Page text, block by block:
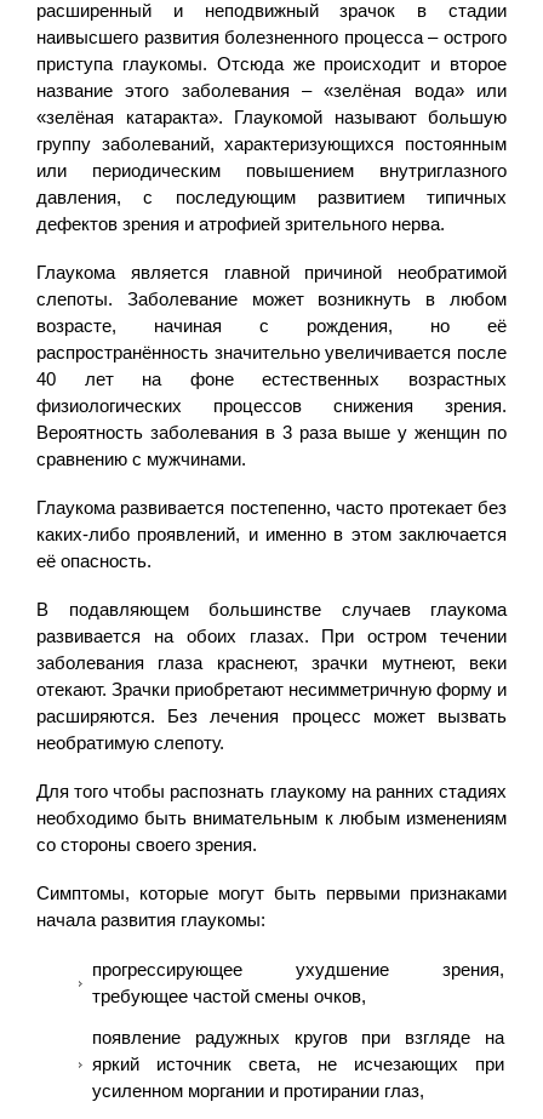
расширенный и неподвижный зрачок в стадии
наивысшего развития болезненного процесса – острого
приступа глаукомы. Отсюда же происходит и второе
название этого заболевания – «зелёная вода» или
«зелёная катаракта». Глаукомой называют большую
группу заболеваний, характеризующихся постоянным
или периодическим повышением внутриглазного
давления, с последующим развитием типичных
дефектов зрения и атрофией зрительного нерва.
Глаукома является главной причиной необратимой
слепоты. Заболевание может возникнуть в любом
возрасте, начиная с рождения, но её
распространённость значительно увеличивается после
40 лет на фоне естественных возрастных
физиологических процессов снижения зрения.
Вероятность заболевания в 3 раза выше у женщин по
сравнению с мужчинами.
Глаукома развивается постепенно, часто протекает без
каких-либо проявлений, и именно в этом заключается
её опасность.
В подавляющем большинстве случаев глаукома
развивается на обоих глазах. При остром течении
заболевания глаза краснеют, зрачки мутнеют, веки
отекают. Зрачки приобретают несимметричную форму и
расширяются. Без лечения процесс может вызвать
необратимую слепоту.
Для того чтобы распознать глаукому на ранних стадиях
необходимо быть внимательным к любым изменениям
со стороны своего зрения.
Симптомы, которые могут быть первыми признаками
начала развития глаукомы:
прогрессирующее ухудшение зрения,
требующее частой смены очков,
появление радужных кругов при взгляде на
яркий источник света, не исчезающих при
усиленном моргании и протирании глаз,